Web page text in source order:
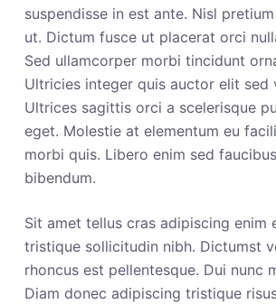
suspendisse in est ante. Nisl
ut. Dictum fusce ut placerat orci
Sed ullamcorper morbi tincidunt
Ultricies integer quis auctor elit sed
Ultrices sagittis orci a scelerisque
eget. Molestie at elementum eu
morbi quis. Libero enim sed
bibendum.
Sit amet tellus cras adipiscing enim
tristique sollicitudin nibh. Dictumst
rhoncus est pellentesque. Dui nunc
Diam donec adipiscing tristique